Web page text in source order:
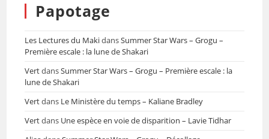
Papotage
Les Lectures du MakidansSummer Star Wars – Grogu –
Première escale : la lune de Shakari
VertdansSummer Star Wars – Grogu – Première escale : la
lune de Shakari
Vertdans Le Ministère du temps – Kaliane Bradley
Vertdans Une espèce en voie de disparition – Lavie Tidhar